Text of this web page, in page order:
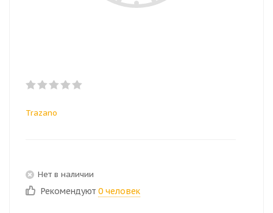
Trazano
Нет в наличии
Рекомендуют 0 человек